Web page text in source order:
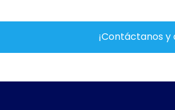
¡Contáctanos